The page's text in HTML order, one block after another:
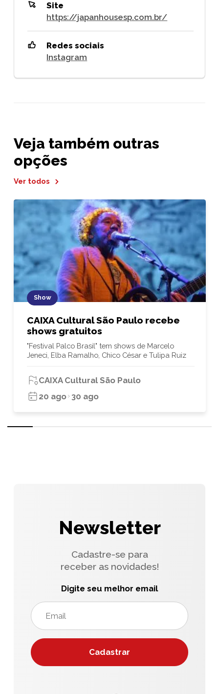
Site
https://japanhousesp.com.br/
Redes sociais
Instagram
Veja também outras
opções
Ver todos
Show
CAIXA Cultural São Paulo recebe
shows gratuitos
"Festival Palco Brasil" tem shows de Marcelo
Jeneci, Elba Ramalho, Chico César e Tulipa Ruiz
CAIXA Cultural São Paulo
20 ago 30 ago
Newsletter
Cadastre-se para
receber as novidades!
Digite seu melhor email